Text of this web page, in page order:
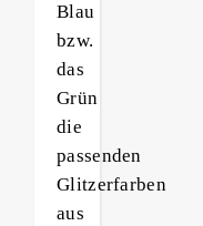
Blau
bzw.
das
Grün
die
passenden
Glitzerfarben
aus